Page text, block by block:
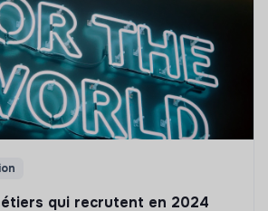
qui recrutent en 2024